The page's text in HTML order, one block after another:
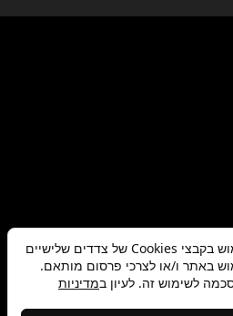
לידיעתך, באתר זה נעשה שימוש בקבצי Cookies של צדדים שלישיים
באתר ו/או לצרכי פרסום מותאם.
לשימוש זה. לעיון במדיניות